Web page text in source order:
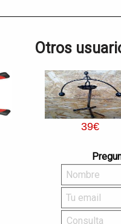
Otros
39€